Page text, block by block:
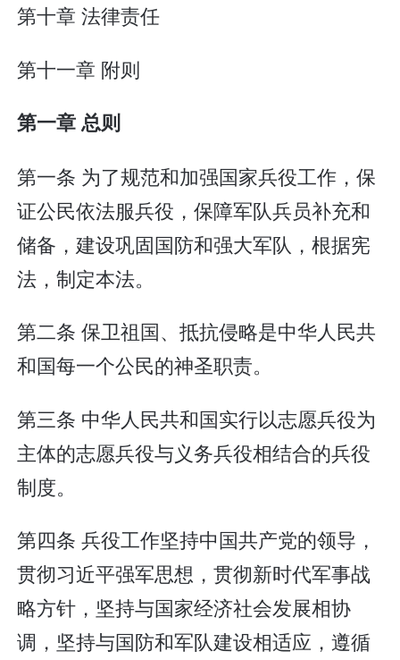
第十章 法律责任
第十一章 附则
第一章 总则
第一条 为了规范和加强国家兵役工作，保
证公民依法服兵役，保障军队兵员补充和
储备，建设巩固国防和强大军队，根据宪
法，制定本法。
第二条 保卫祖国、抵抗侵略是中华人民共
和国每一个公民的神圣职责。
第三条 中华人民共和国实行以志愿兵役为
主体的志愿兵役与义务兵役相结合的兵役
制度。
第四条 兵役工作坚持中国共产党的领导，
贯彻习近平强军思想，贯彻新时代军事战
略方针，坚持与国家经济社会发展相协
调，坚持与国防和军队建设相适应，遵循